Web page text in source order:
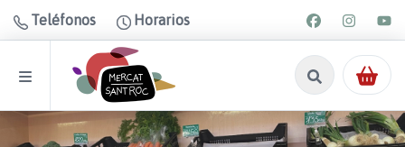
Teléfonos Horarios